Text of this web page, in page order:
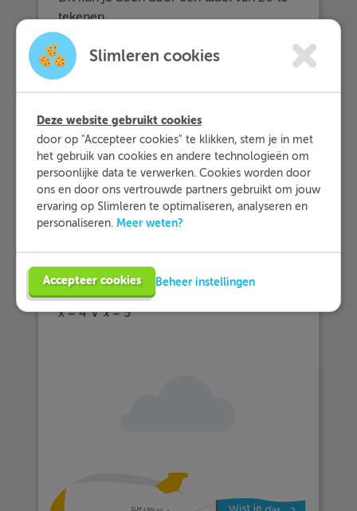
tekenen.
De som: -5 + -4 = -9
Los nu de vergelijking op voor x.
Stel (x - 5) = Aen (x- 4) =B
Dan krijg je:A · B= 0
Hiervoor geldtA= 0 ∨B= 0:
Als je deAen deBinvult volgt hieruit:
Als je dit verder oplost krijg je:
x - 4 = 0 ∨x- 5 = 0
x = 4 ∨x= 5
Slimleren cookies
Deze website gebruikt cookies
door op "Accepteer cookies" te klikken, stem je in met
het gebruik van cookies en andere technologieën om
persoonlijke data te verwerken. Cookies worden door
ons en door ons vertrouwde partners gebruikt om jouw
ervaring op Slimleren te optimaliseren, analyseren en
personaliseren. Meer weten?
Accepteer cookies Beheer instellingen